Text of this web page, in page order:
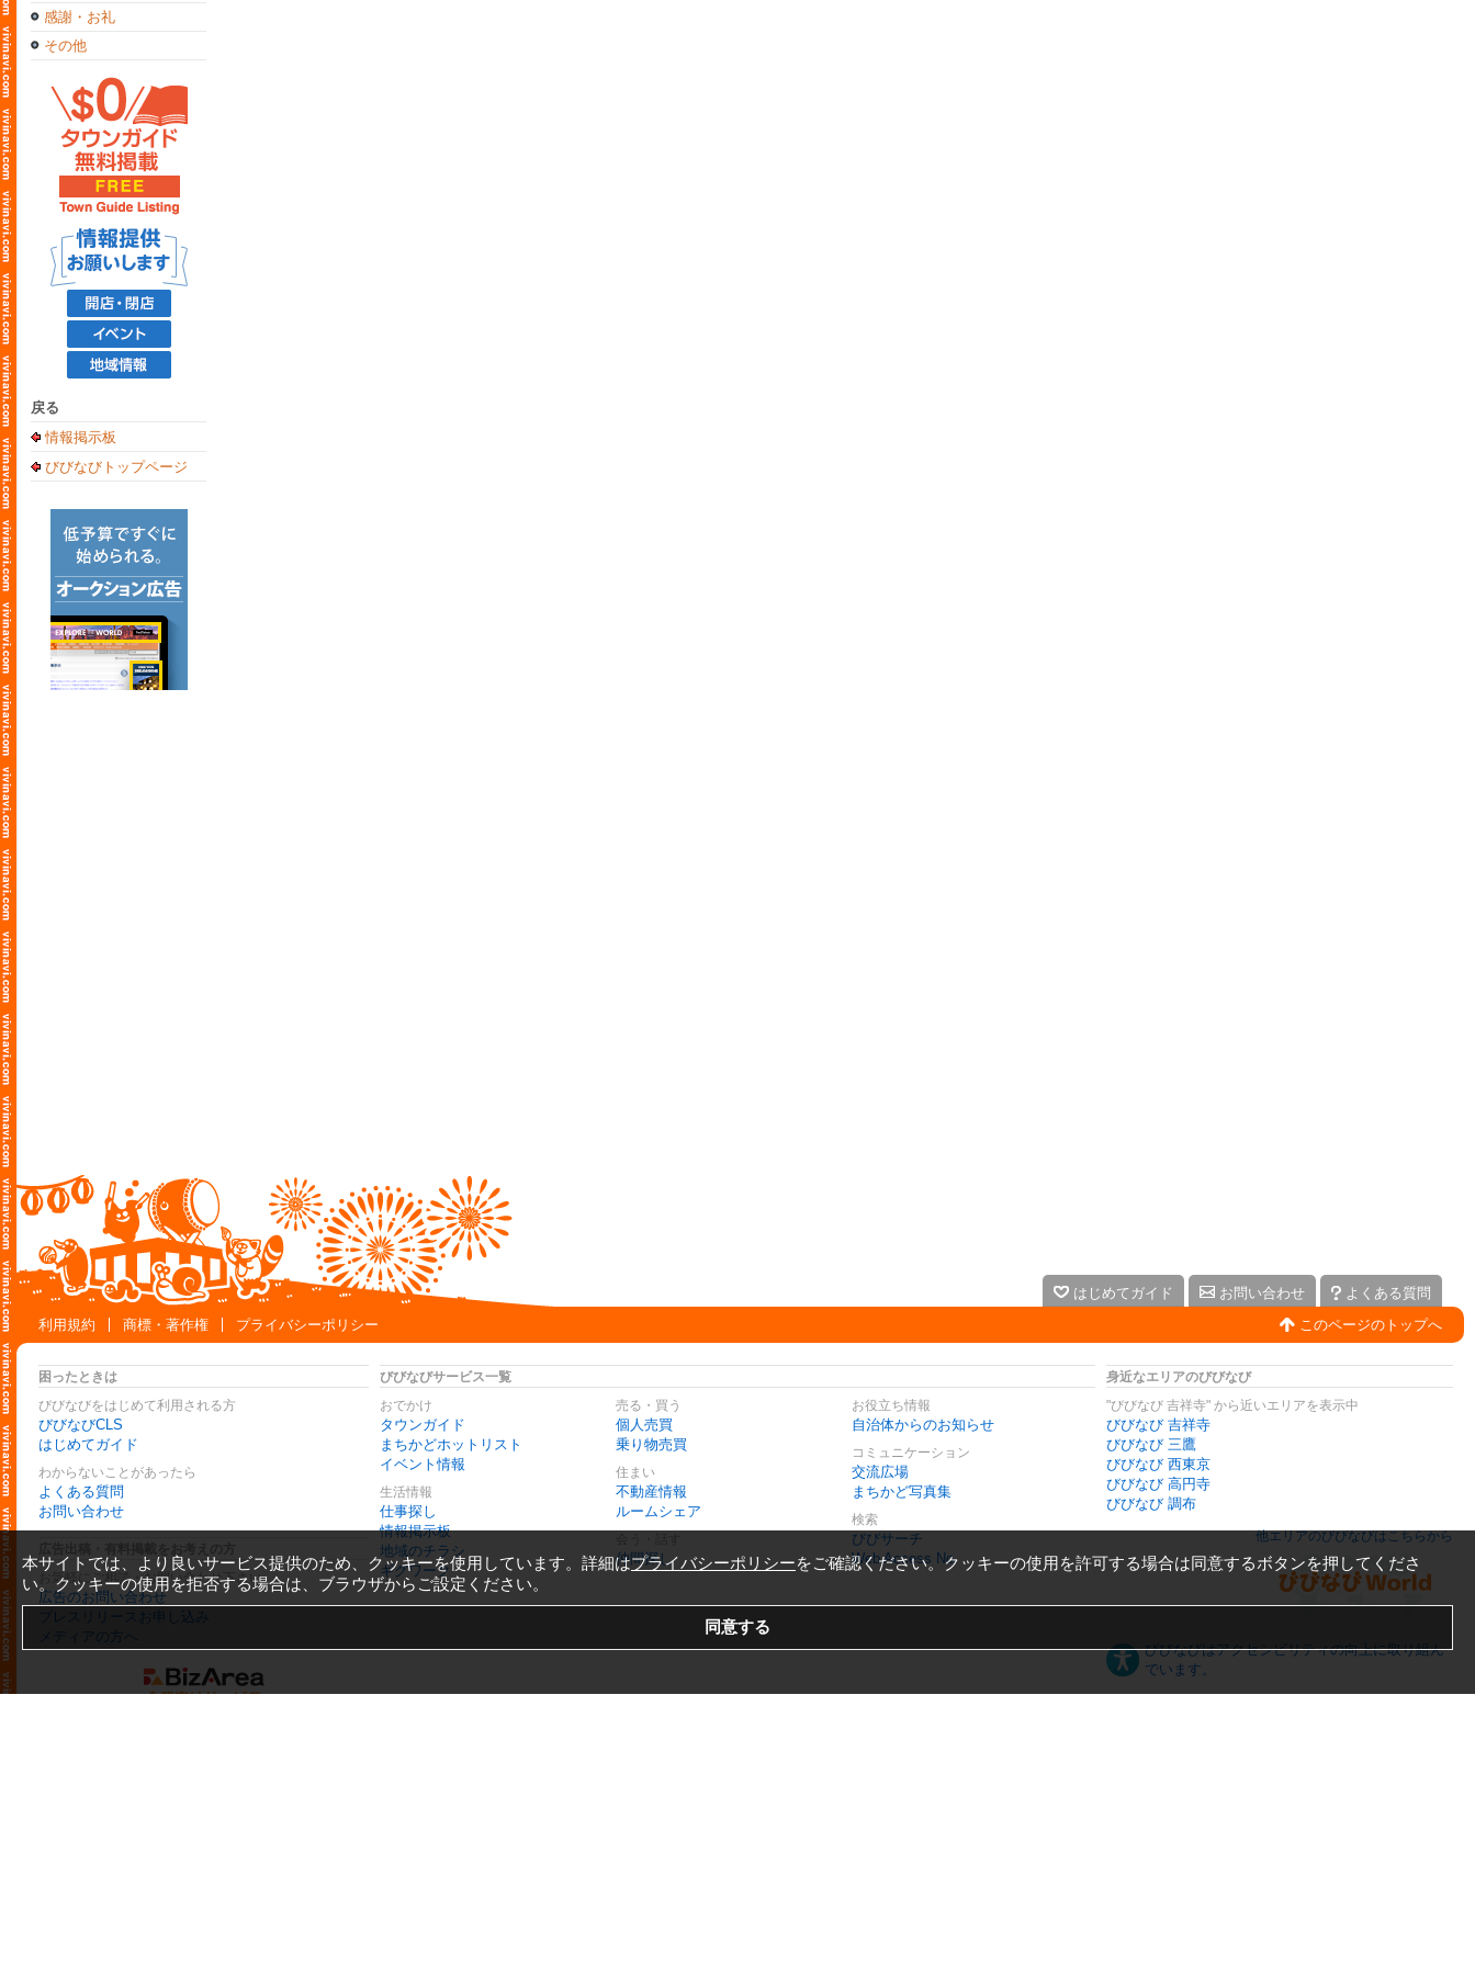
感謝・お礼
その他
戻る
情報掲示板
びびなびトップページ
はじめてガイド お問い合わせ
よくある質問
利用規約
商標・著作権 プライバシーポリシー このページのトップへ
困ったときは
びびなびをはじめて利用される方
びびなびCLS
はじめてガイド
わからないことがあったら
よくある質問
お問い合わせ
お気軽にご相談・お問い合わせ下さい
広告のお問い合わせ
プレスリリースお申し込み
メディアの方へ
びびなびサービス一覧
おでかけ
タウンガイド
まちかどホットリスト
イベント情報
生活情報
仕事探し
情報掲示板
地域のチラシ
ギグワーク
売る・買う
個人売買
乗り物売買
住まい
不動産情報
ルームシェア
仲間探し
お役立ち情報
自治体からのお知らせ
コミュニケーション
交流広場
まちかど写真集
検索
びびサーチ
Web Access No.
身近なエリアのびびなび
"びびなび 吉祥寺" から近いエリアを表示中
びびなび 吉祥寺
びびなび 三鷹
びびなび 西東京
びびなび 高円寺
びびなび 調布
他エリアのびびなびはこちらから
びびなびはアクセシビリティの向上に取り組ん
でいます。
本サイトでは、より良いサービス提供のため、クッキーを使用しています。詳細はプライバシーポリシーをご確認ください。クッキーの使用を許可する場合は同意するボタンを押してくださ
い。クッキーの使用を拒否する場合は、ブラウザからご設定ください。